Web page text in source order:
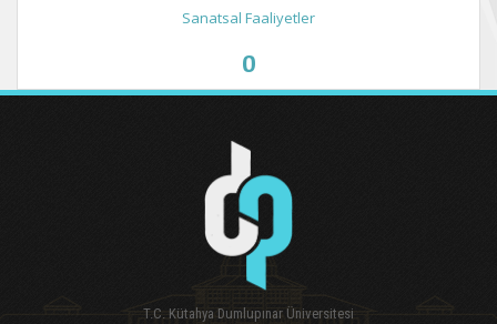
Sanatsal Faaliyetler
0
T.C. Kütahya Dumlupınar Üniversitesi